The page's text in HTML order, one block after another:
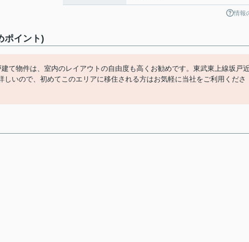
情報
ポイント)
て物件は、室内のレイアウトの自由度も高くお勧めです。東武東上線坂戸
しいので、初めてこのエリアに移住される方はお気軽に当社をご利用くださ